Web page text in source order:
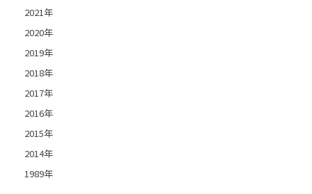
2021年
2020年
2019年
2018年
2017年
2016年
2015年
2014年
1989年